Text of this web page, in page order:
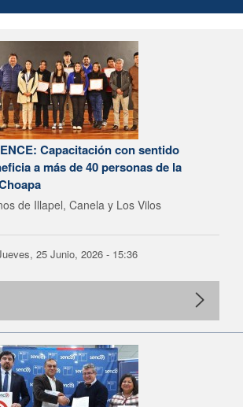
Capacitación con sentido
a más de 40 personas de la
de Illapel, Canela y Los Vilos
25 Junio, 2026 - 15:36